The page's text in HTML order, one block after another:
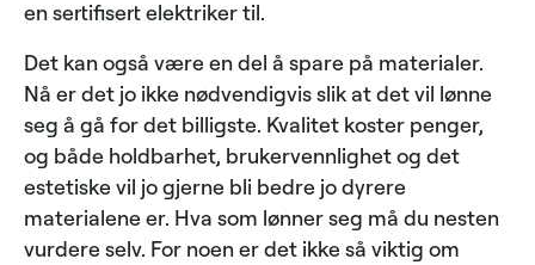
en sertifisert elektriker til.
Det kan også være en del å spare på materialer.
Nå er det jo ikke nødvendigvis slik at det vil lønne
seg å gå for det billigste. Kvalitet koster penger,
og både holdbarhet, brukervennlighet og det
estetiske vil jo gjerne bli bedre jo dyrere
materialene er. Hva som lønner seg må du nesten
vurdere selv. For noen er det ikke så viktig om